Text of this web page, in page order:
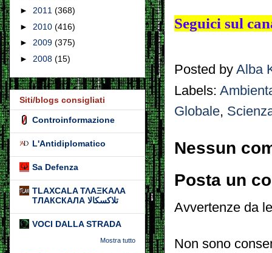
Seguici sul
Posted by Alba
Labels:
Globale,
Nessun
Posta un
Avvertenze da
Non sono
► 2011 (368)
► 2010 (416)
► 2009 (375)
► 2008 (15)
Siti/blogs consigliati
Controinformazione
L'Antidiplomatico
Sa Defenza
TLAXCALA ΤΛΑΞΚΑΛΑ
ТЛАКСКАЛА تلاكسكالا
VOCI DALLA STRADA
Mostra tutto